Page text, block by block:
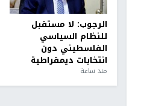
الرجوب: لا مستقبل
للنظام السياسي
الفلسطيني دون
انتخابات ديمقراطية
منذ ساعة